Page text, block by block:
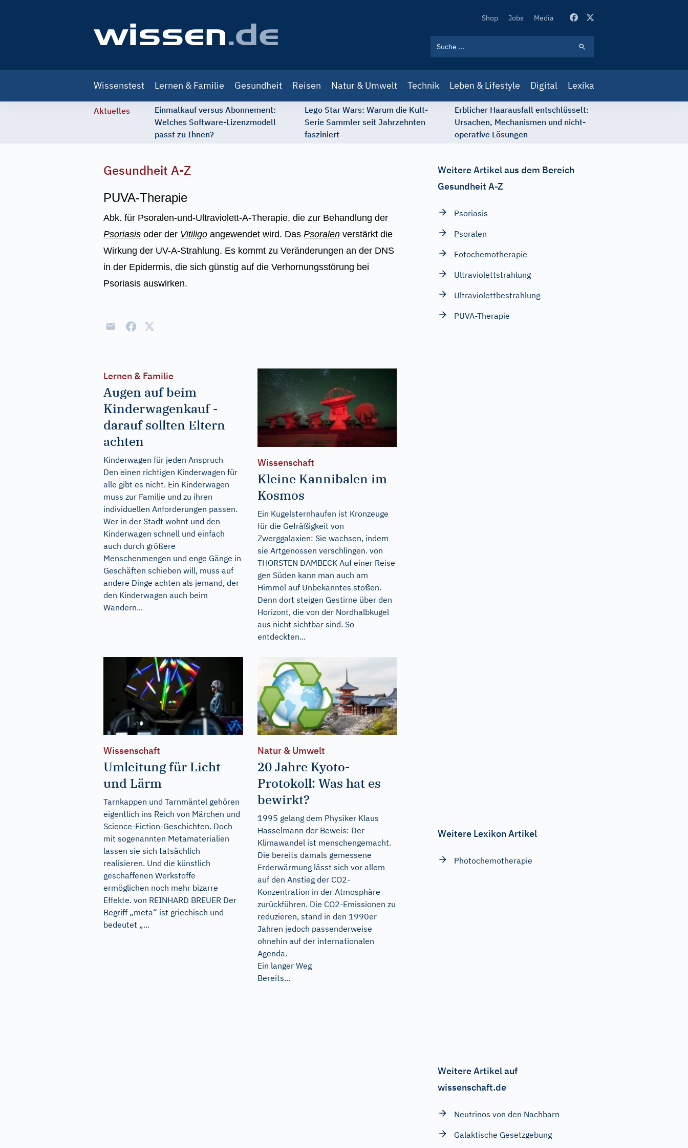
Secondary
Shop Jobs Media
navigation
Wissenstest Lernen & Familie Gesundheit Reisen Natur & Umwelt Technik Leben & Lifestyle Digital Lexika
Aktuelles
Einmalkauf versus Abonnement:
Welches Software-Lizenzmodell
passt zu Ihnen?
Lego Star Wars: Warum die Kult-
Serie Sammler seit Jahrzehnten
fasziniert
Erblicher Haarausfall entschlüsselt:
Ursachen, Mechanismen und nicht-
operative Lösungen
Gesundheit A-Z
PUVA-Therapie
Abk. für Psoralen-und-Ultraviolett-A-Therapie, die zur Behandlung der
Psoriasis oder der Vitiligo angewendet wird. Das Psoralen verstärkt die
Wirkung der UV-A-Strahlung. Es kommt zu Veränderungen an der DNS
in der Epidermis, die sich günstig auf die Verhornungsstörung bei
Psoriasis auswirken.
Lernen & Familie
Augen auf beim
Kinderwagenkauf -
darauf sollten Eltern
achten
Kinderwagen für jeden Anspruch
Den einen richtigen Kinderwagen für
alle gibt es nicht. Ein Kinderwagen
muss zur Familie und zu ihren
individuellen Anforderungen passen.
Wer in der Stadt wohnt und den
Kinderwagen schnell und einfach
auch durch größere
Menschenmengen und enge Gänge in
Geschäften schieben will, muss auf
andere Dinge achten als jemand, der
den Kinderwagen auch beim
Wandern...
Wissenschaft
Kleine Kannibalen im
Kosmos
Ein Kugelsternhaufen ist Kronzeuge
für die Gefräßigkeit von
Zwerggalaxien: Sie wachsen, indem
sie Artgenossen verschlingen. von
THORSTEN DAMBECK Auf einer Reise
gen Süden kann man auch am
Himmel auf Unbekanntes stoßen.
Denn dort steigen Gestirne über den
Horizont, die von der Nordhalbkugel
aus nicht sichtbar sind. So
entdeckten...
Wissenschaft
Umleitung für Licht
und Lärm
Tarnkappen und Tarnmäntel gehören
eigentlich ins Reich von Märchen und
Science-Fiction-Geschichten. Doch
mit sogenannten Metamaterialien
lassen sie sich tatsächlich
realisieren. Und die künstlich
geschaffenen Werkstoffe
ermöglichen noch mehr bizarre
Effekte. von REINHARD BREUER Der
Begriff „meta“ ist griechisch und
bedeutet „...
Natur & Umwelt
20 Jahre Kyoto-
Protokoll: Was hat es
bewirkt?
1995 gelang dem Physiker Klaus
Hasselmann der Beweis: Der
Klimawandel ist menschengemacht.
Die bereits damals gemessene
Erderwärmung lässt sich vor allem
auf den Anstieg der CO2-
Konzentration in der Atmosphäre
zurückführen. Die CO2-Emissionen zu
reduzieren, stand in den 1990er
Jahren jedoch passenderweise
ohnehin auf der internationalen
Agenda.
Ein langer Weg
Bereits...
Weitere Artikel aus dem Bereich
Gesundheit A-Z
Psoriasis
Psoralen
Fotochemotherapie
Ultraviolettstrahlung
Ultraviolettbestrahlung
PUVA-Therapie
Weitere Lexikon Artikel
Photochemotherapie
Weitere Artikel auf
wissenschaft.de
Neutrinos von den Nachbarn
Galaktische Gesetzgebung